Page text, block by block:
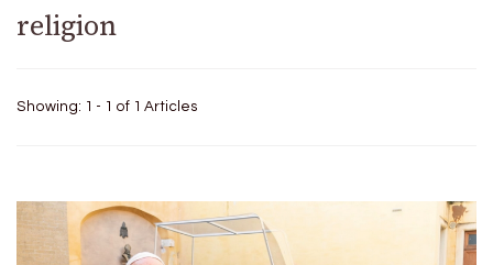
religion
Showing: 1 - 1 of 1 Articles